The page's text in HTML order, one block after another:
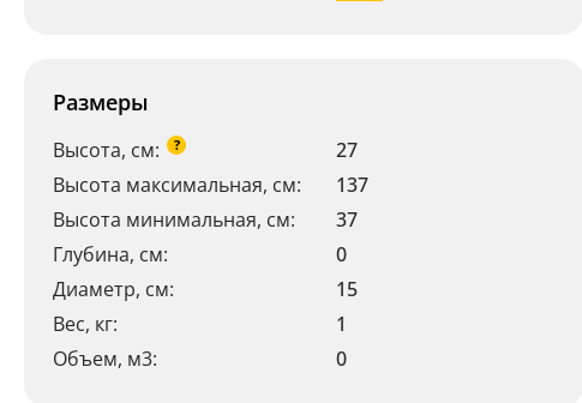
Размеры
Высота, см: ?
27
Высота максимальная, см:
137
Высота минимальная, см:
37
Глубина, см:
0
Диаметр, см:
15
Вес, кг:
1
Объем, м3:
0